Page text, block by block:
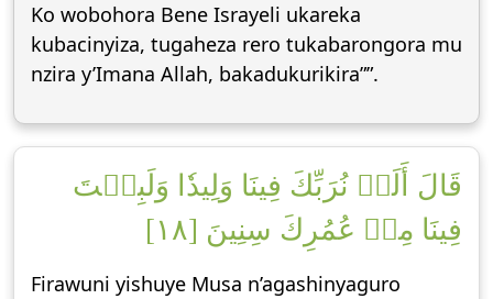
Ko wobohora Bene Israyeli ukareka
kubacinyiza, tugaheza rero tukabarongora mu
nzira y’Imana Allah, bakadukurikira””.
قَالَ أَلَمۡ نُرَبِّكَ فِينَا وَلِيدٗا وَلَبِثۡتَ
فِينَا مِنۡ عُمُرِكَ سِنِينَ [١٨]
Firawuni yishuye Musa n’agashinyaguro